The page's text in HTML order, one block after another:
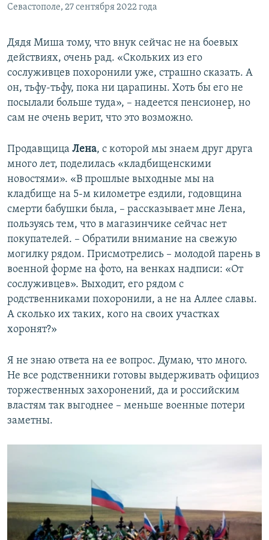
Севастополе, 27 сентября 2022 года
Дядя Миша тому, что внук сейчас не на боевых
действиях, очень рад. «Скольких из его
сослуживцев похоронили уже, страшно сказать. А
он, тьфу-тьфу, пока ни царапины. Хоть бы его не
посылали больше туда», – надеется пенсионер, но
сам не очень верит, что это возможно.
Продавщица Лена, с которой мы знаем друг друга
много лет, поделилась «кладбищенскими
новостями». «В прошлые выходные мы на
кладбище на 5-м километре ездили, годовщина
смерти бабушки была, – рассказывает мне Лена,
пользуясь тем, что в магазинчике сейчас нет
покупателей. – Обратили внимание на свежую
могилку рядом. Присмотрелись – молодой парень в
военной форме на фото, на венках надписи: «От
сослуживцев». Выходит, его рядом с
родственниками похоронили, а не на Аллее славы.
А сколько их таких, кого на своих участках
хоронят?»
Я не знаю ответа на ее вопрос. Думаю, что много.
Не все родственники готовы выдерживать официоз
торжественных захоронений, да и российским
властям так выгоднее – меньше военные потери
заметны.